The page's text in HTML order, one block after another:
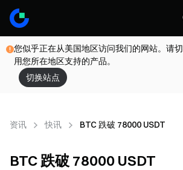
您似乎正在从美国地区访问我们的网站。请
用您所在地区支持的产品。
切换站点
资讯 快讯 BTC 跌破 78000 USDT
BTC 跌破 78000 USDT